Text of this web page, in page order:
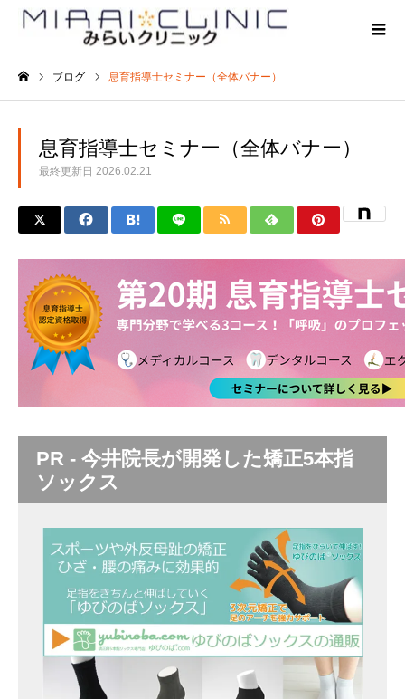
ブログ 息育指導士セミナー（全体バナー）
息育指導士セミナー（全体バナー）
最終更新日 2026.02.21
PR - 今井院長が開発した矯正5本指
ソックス